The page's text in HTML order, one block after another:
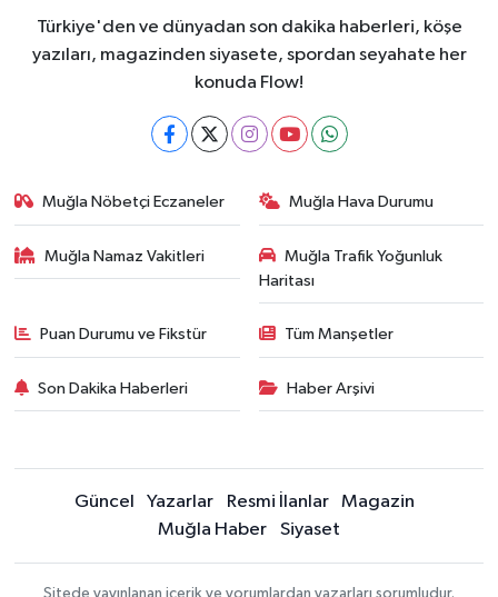
Türkiye'den ve dünyadan son dakika haberleri, köşe
yazıları, magazinden siyasete, spordan seyahate her
konuda Flow!
Muğla Nöbetçi Eczaneler Muğla Hava Durumu
Muğla Namaz Vakitleri
Muğla Trafik Yoğunluk
Haritası
Puan Durumu ve Fikstür Tüm Manşetler
Son Dakika Haberleri Haber Arşivi
Güncel Yazarlar Resmi İlanlar
Magazin
Muğla Haber
Siyaset
Sitede yayınlanan içerik ve yorumlardan yazarları sorumludur.